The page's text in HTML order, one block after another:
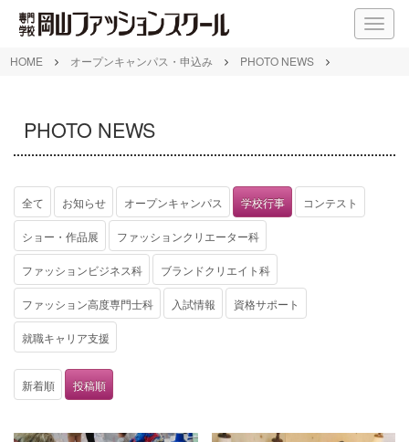
M
E
HOME オープンキャンパス・申込み PHOTO NEWS
PHOTO NEWS
全て お知らせ オープンキャンパス 学校行事 コンテスト
ショー・作品展 ファッションクリエーター科
ファッションビジネス科 ブランドクリエイト科
ファッション高度専門士科 入試情報 資格サポート
就職キャリア支援
新着順 投稿順